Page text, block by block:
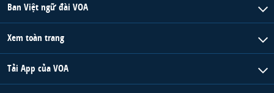
Ban Việt ngữ đài VOA
Xem toàn trang
Tải App của VOA